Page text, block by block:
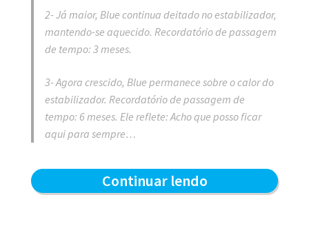
2- Já maior, Blue continua deitado no estabilizador,
mantendo-se aquecido. Recordatório de passagem
de tempo: 3 meses.
3- Agora crescido, Blue permanece sobre o calor do
estabilizador. Recordatório de passagem de
tempo: 6 meses. Ele reflete: Acho que posso ficar
aqui para sempre…
Continuar lendoCrescendo